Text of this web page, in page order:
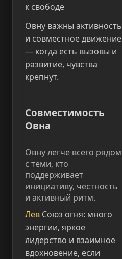
к свободе
Овну важны активность
и совместное движение
— когда есть вызовы и
развитие, чувства
крепнут.
Совместимость
Овна
Овну легче всего рядом
с теми, кто
поддерживает
инициативу, честность
и активный ритм.
Лев Союз огня: много
энергии, яркое
лидерство и взаимное
вдохновение, если